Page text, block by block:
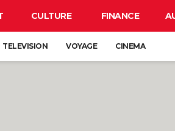
CULTURE FINANCE
TELEVISION VOYAGE CINEMA